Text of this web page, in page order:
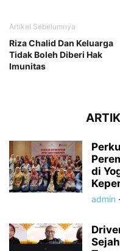
Artikel Sebelumnya
Riza Chalid Dan Keluarga
Tidak Boleh Diberi Hak
Imunitas
di
admin